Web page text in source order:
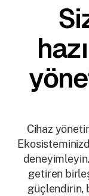
Cihaz
getiren
güçlendirin,